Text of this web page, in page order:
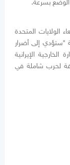
بسرعة.
الولايات المتحدة
"ستؤدي إلى أضرار
الإيرانية
لحرب شاملة في